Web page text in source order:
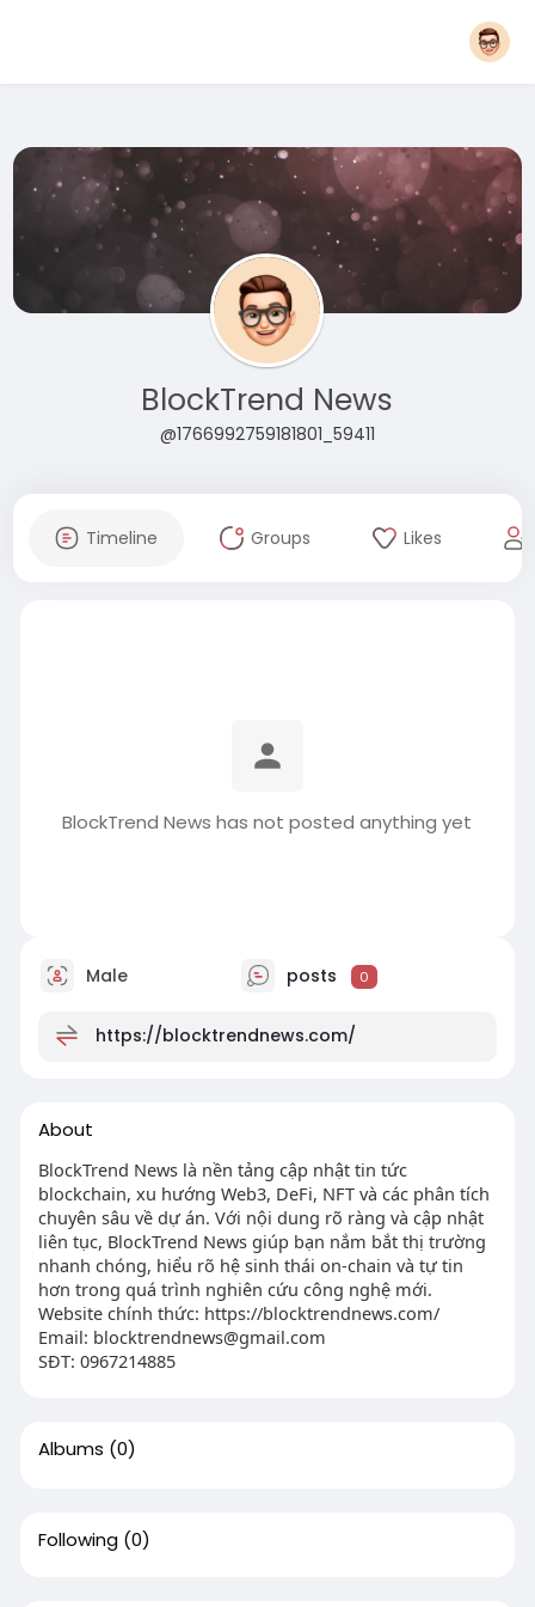
BlockTrend News
@1766992759181801_59411
Timeline Groups Likes
BlockTrend News has not posted anything yet
Male posts 0
https://blocktrendnews.com/
About
BlockTrend News là nền tảng cập nhật tin tức
blockchain, xu hướng Web3, DeFi, NFT và các phân tích
chuyên sâu về dự án. Với nội dung rõ ràng và cập nhật
liên tục, BlockTrend News giúp bạn nắm bắt thị trường
nhanh chóng, hiểu rõ hệ sinh thái on-chain và tự tin
hơn trong quá trình nghiên cứu công nghệ mới.
Website chính thức: https://blocktrendnews.com/
Email: blocktrendnews@gmail.com
SĐT: 0967214885
Albums (0)
Following (0)